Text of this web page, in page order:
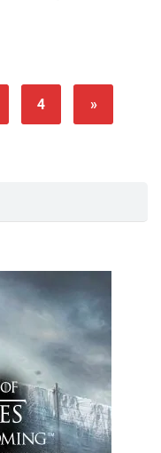
4 »